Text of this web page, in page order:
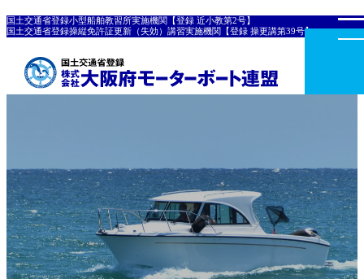
国土交通省登録小型船舶教習所実施機関【登録 近小教第2号】
国土交通省登録操縦免許証更新（失効）講習実施機関【登録 操更講第39号】